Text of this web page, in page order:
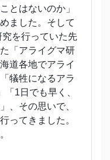
とはないのか」
ました。そして
を行っていた先
「アライグマ研
道各地でアライ
犠牲になるアラ
1日でも早く、
、その思いで、
ってきました。